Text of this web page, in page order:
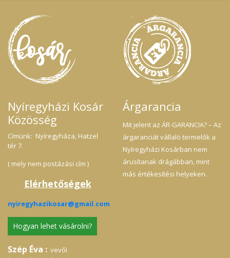
Nyíregyházi Kosár
Közösség
Címünk: Nyíregyháza, Hatzel
tér 7.
( mely nem postázási cím )
Elérhetőségek
nyiregyhazikosar@gmail.com
Hogyan lehet vásárolni?
Szép Éva : vevői
Árgarancia
Mit jelent az ÁR-GARANCIA? – Az
árgaranciát vállaló termelők a
Nyíregyházi Kosárban nem
árusítanak drágábban, mint
más értékesítési helyeken.